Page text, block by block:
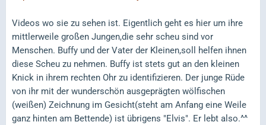
Videos wo sie zu sehen ist. Eigentlich geht es hier um ihre
mittlerweile großen Jungen,die sehr scheu sind vor
Menschen. Buffy und der Vater der Kleinen,soll helfen ihnen
diese Scheu zu nehmen. Buffy ist stets gut an den kleinen
Knick in ihrem rechten Ohr zu identifizieren. Der junge Rüde
von ihr mit der wunderschön ausgeprägten wölfischen
(weißen) Zeichnung im Gesicht(steht am Anfang eine Weile
ganz hinten am Bettende) ist übrigens "Elvis". Er lebt also.^^